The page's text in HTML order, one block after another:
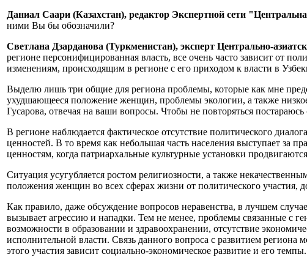
Даниал Саари (Казахстан), редактор Экспертной сети
ними Вы бы обозначили?
Светлана Дзарданова (Туркменистан), эксперт Центрально-
регионе персонифицированная власть, все очень часто зависит от
изменениям, происходящим в регионе с его приходом к власти в
Выделю лишь три общие для региона проблемы, которые как мне
ухудшающееся положение женщин, проблемы экологии, а также
Гусарова, отвечая на ваши вопросы. Чтобы не повторяться постараюсь
В регионе наблюдается фактическое отсутствие политического
ценностей. В то время как небольшая часть населения выступает за
ценностям, когда патриархальные культурные установки
Ситуация усугубляется ростом религиозности, а также
положения женщин во всех сферах жизни от политического участия,
Как правило, даже обсуждение вопросов неравенства, в лучшем
вызывает агрессию и нападки. Тем не менее, проблемы связанные с
возможности в образовании и здравоохранении, отсутствие
исполнительной власти. Связь данного вопроса с развитием региона
этого участия зависит социально-экономическое развитие и его темпы.